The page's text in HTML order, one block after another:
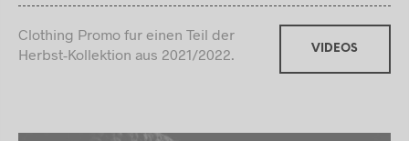
Clothing Promo fur einen Teil der
Herbst-Kollektion aus 2021/2022.
VIDEOS